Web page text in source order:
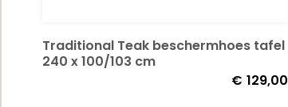
Traditional Teak beschermhoes tafel
240 x 100/103 cm
€ 129,00